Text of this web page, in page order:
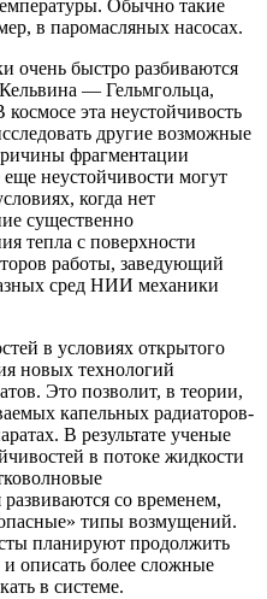
Обычно такие
в паромасляных насосах.
очень быстро разбиваются
— Гельмгольца,
эта неустойчивость
другие возможные
фрагментации
неустойчивости могут
когда нет
существенно
тепла с поверхности
работы, заведующий
сред НИИ механики
в условиях открытого
новых технологий
Это позволит, в теории,
капельных радиаторов-
В результате ученые
в потоке жидкости
со временем,
типы возмущений.
планируют продолжить
и описать более сложные
в системе.